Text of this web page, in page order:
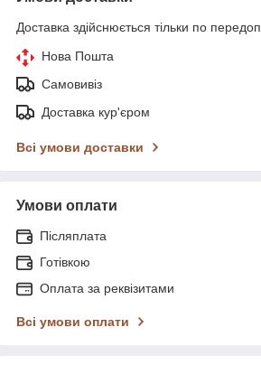
Доставка здійснюється тільки по
Нова Пошта
Самовивіз
Доставка кур'єром
Всі умови доставки
Умови оплати
Післяплата
Готівкою
Оплата за реквізитами
Всі умови оплати